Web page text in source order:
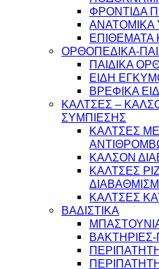
ΦΡΟΝΤΙΔΑ
ΕΠΙΘΕΜΑΤΑ
ΟΡΘΟΠΕΔΙΚΑ-
ΠΑΙΔΙΚΑ
ΕΙΔΗ
ΒΡΕΦΙΚΑ
ΚΑΛΤΣΕΣ –
ΣΥΜΠΙΕΣΗΣ
ΚΑΛΤΣΕΣ
ΚΑΛΣΟΝ
ΚΑΛΤΣΕΣ
ΚΑΛΤΣΕΣ
ΒΑΔΙΣΤΙΚΑ